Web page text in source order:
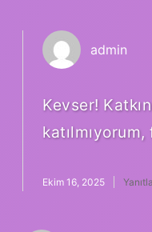
admin
Kevser!
Ekim 16, 2025 Yanıtla